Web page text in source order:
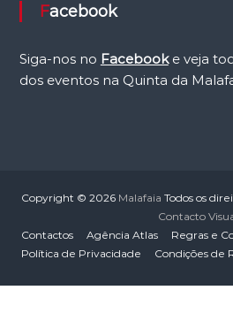
Facebook
Siga-nos no Facebooke veja
dos eventos na Quinta da
Copyright © 2026 Malafaia Todos os
Contacto
Contactos
Agência Atlas
Regras e
Política de Privacidade
Condições de